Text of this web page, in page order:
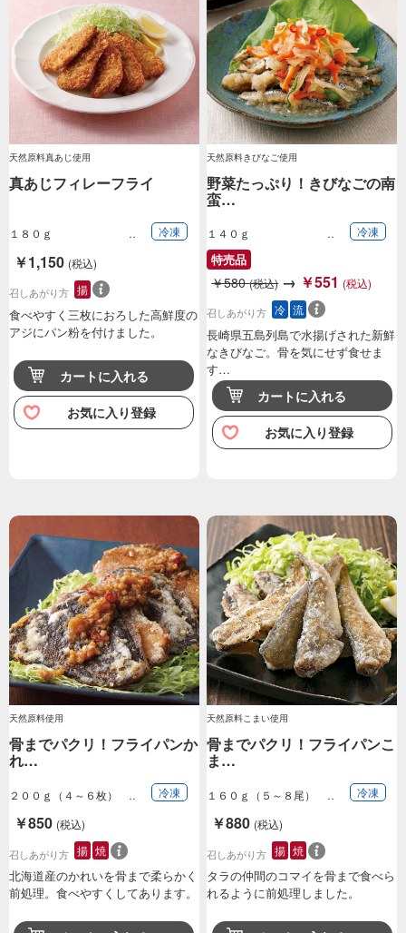
天然原料真あじ使用
真あじフィレーフライ
１８０ｇ 冷凍
￥1,150 (税込)
召しあがり方 揚
食べやすく三枚におろした高鮮度の
アジにパン粉を付けました。
カートに入れる
お気に入り登録
天然原料きびなご使用
野菜たっぷり！きびなごの南
蛮…
１４０ｇ 冷凍
特売品
￥580(税込)→ ￥551 (税込)
召しあがり方 冷 流
長崎県五島列島で水揚げされた新鮮
なきびなご。骨を気にせず食せま
す…
カートに入れる
お気に入り登録
天然原料使用
骨までパクリ！フライパンか
れ…
２００ｇ（４～６枚） 冷凍
￥850 (税込)
召しあがり方 揚 焼
北海道産のかれいを骨まで柔らかく
前処理。食べやすくしてあります。
天然原料こまい使用
骨までパクリ！フライパンこ
ま…
１６０ｇ（５～８尾） 冷凍
￥880 (税込)
召しあがり方 揚 焼
タラの仲間のコマイを骨まで食べら
れるように前処理しました。